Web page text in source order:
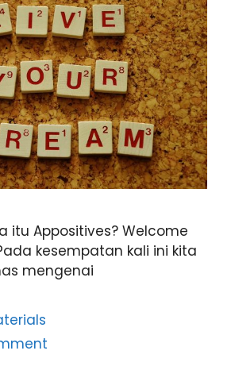
itu Appositives? Welcome
kesempatan kali ini kita
mengenai